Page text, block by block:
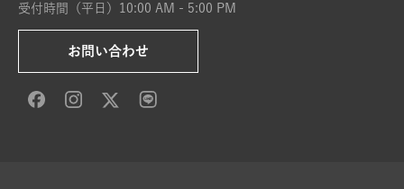
受付時間（平日）10:00 AM - 5:00 PM
お問い合わせ